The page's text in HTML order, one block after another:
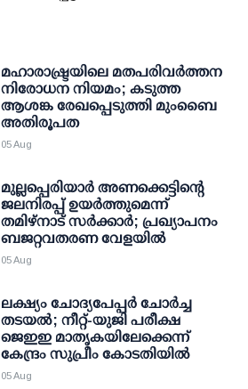
മഹാരാഷ്ട്രയിലെ മതപരിവർത്തന
നിരോധന നിയമം; കടുത്ത
ആശങ്ക രേഖപ്പെടുത്തി മുംബൈ
അതിരൂപത
05 Aug
മുല്ലപ്പെരിയാര്‍ അണക്കെട്ടിന്റെ
ജലനിരപ്പ് ഉയര്‍ത്തുമെന്ന്
തമിഴ്‌നാട് സര്‍ക്കാര്‍; പ്രഖ്യാപനം
ബജറ്റവതരണ വേളയില്‍
05 Aug
ലക്ഷ്യം ചോദ്യപേപ്പര്‍ ചോര്‍ച്ച
തടയല്‍; നീറ്റ്-യുജി പരീക്ഷ
ജെഇഇ മാതൃകയിലേക്കെന്ന്
കേന്ദ്രം സുപ്രീം കോടതിയില്‍
05 Aug